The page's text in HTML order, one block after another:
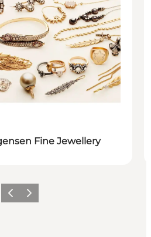
Fine Jewellery
PrécédentSuivant